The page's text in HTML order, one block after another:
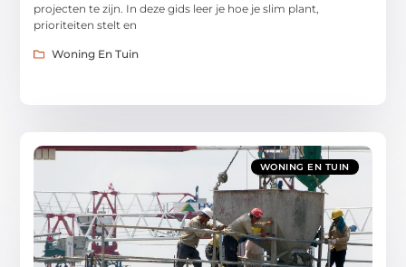
projecten te zijn. In deze gids leer je hoe je slim plant,
prioriteiten stelt en
Woning En Tuin
WONING EN TUIN